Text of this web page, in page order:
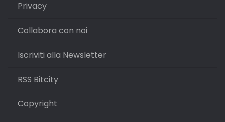
Privacy
Collabora con noi
Iscriviti alla Newsletter
RSS Bitcity
Copyright